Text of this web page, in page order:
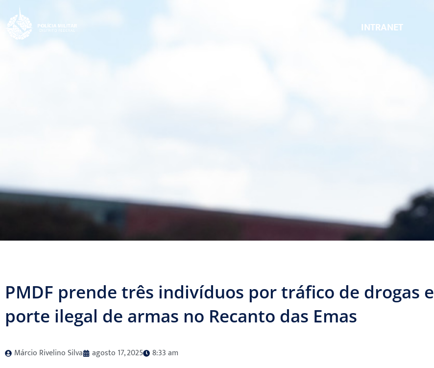
INTRANET
PMDF prende três indivíduos por tráfico de drogas e
porte ilegal de armas no Recanto das Emas
Márcio Rivelino Silva agosto 17, 2025 8:33 am